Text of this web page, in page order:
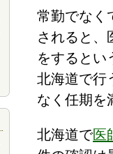
常勤でなく
されると、
をするとい
北海道で行
なく任期を
北海道で医